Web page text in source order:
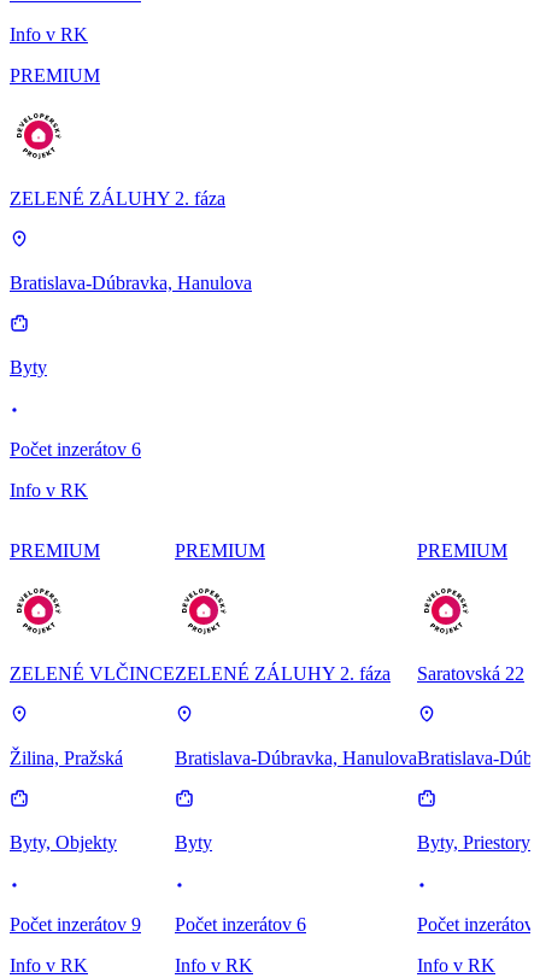
Info v RK
PREMIUM
ZELENÉ ZÁLUHY 2. fáza
Bratislava-Dúbravka, Hanulova
Byty
Počet inzerátov 6
Info v RK
PREMIUM
ZELENÉ VLČINCE
Žilina, Pražská
Byty, Objekty
Počet inzerátov 9
Info v RK
PREMIUM
ZELENÉ ZÁLUHY 2. fáza
Bratislava-Dúbravka, Hanulova
Byty
Počet inzerátov 6
Info v RK
PREMIUM
Saratovská 22
Bratislava-
Byty, Priestory
Počet inzerátov
Info v RK